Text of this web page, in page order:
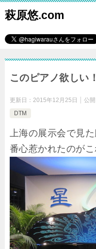
萩原悠.com
このピアノ欲しい！
更新日： 2015年12月25日 公開
DTM
上海の展示会で見
番心惹かれたのがこ